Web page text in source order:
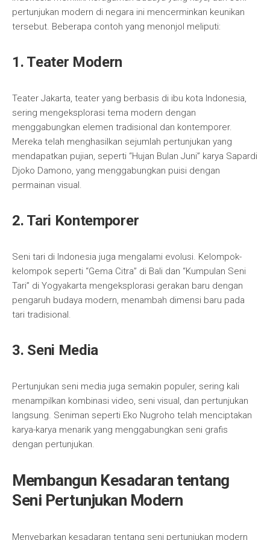
pertunjukan modern di negara ini mencerminkan keunikan
tersebut. Beberapa contoh yang menonjol meliputi:
1. Teater Modern
Teater Jakarta, teater yang berbasis di ibu kota Indonesia,
sering mengeksplorasi tema modern dengan
menggabungkan elemen tradisional dan kontemporer.
Mereka telah menghasilkan sejumlah pertunjukan yang
mendapatkan pujian, seperti “Hujan Bulan Juni” karya Sapardi
Djoko Damono, yang menggabungkan puisi dengan
permainan visual.
2. Tari Kontemporer
Seni tari di Indonesia juga mengalami evolusi. Kelompok-
kelompok seperti “Gema Citra” di Bali dan “Kumpulan Seni
Tari” di Yogyakarta mengeksplorasi gerakan baru dengan
pengaruh budaya modern, menambah dimensi baru pada
tari tradisional.
3. Seni Media
Pertunjukan seni media juga semakin populer, sering kali
menampilkan kombinasi video, seni visual, dan pertunjukan
langsung. Seniman seperti Eko Nugroho telah menciptakan
karya-karya menarik yang menggabungkan seni grafis
dengan pertunjukan.
Membangun Kesadaran tentang
Seni Pertunjukan Modern
Menyebarkan kesadaran tentang seni pertunjukan modern